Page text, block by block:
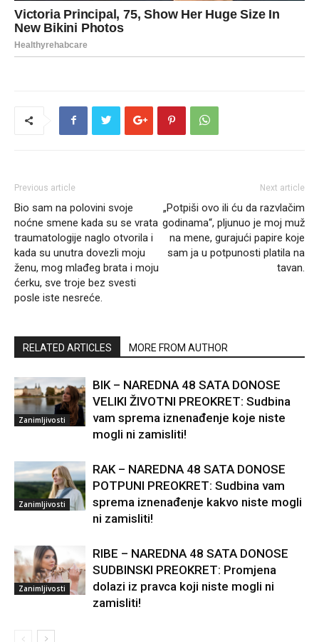
Previous article
Bio sam na polovini svoje
noćne smene kada su se vrata
traumatologije naglo otvorila i
kada su unutra dovezli moju
ženu, mog mlađeg brata i moju
ćerku, sve troje bez svesti
posle iste nesreće.
Next article
„Potpiši ovo ili ću da razvlačim
godinama“, pljunuo je moj muž
na mene, gurajući papire koje
sam ja u potpunosti platila na
tavan.
RELATED ARTICLES MORE FROM AUTHOR
Zanimljivosti
BIK – NAREDNA 48 SATA DONOSE
VELIKI ŽIVOTNI PREOKRET: Sudbina
vam sprema iznenađenje koje niste
mogli ni zamisliti!
Zanimljivosti
RAK – NAREDNA 48 SATA DONOSE
POTPUNI PREOKRET: Sudbina vam
sprema iznenađenje kakvo niste mogli
ni zamisliti!
Zanimljivosti
RIBE – NAREDNA 48 SATA DONOSE
SUDBINSKI PREOKRET: Promjena
dolazi iz pravca koji niste mogli ni
zamisliti!